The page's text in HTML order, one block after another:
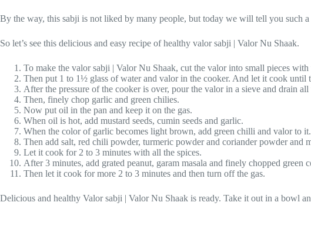
By the way, this sabji is not liked by many people, but today we will tell you such
So let’s see this delicious and easy recipe of healthy valor sabji | Valor Nu Shaak.
To make the valor sabji | Valor Nu Shaak, cut the valor into small pieces
Then put 1 to 1½ glass of water and valor in the cooker. And let it cook until
After the pressure of the cooker is over, pour the valor in a sieve and drain
Then, finely chop garlic and green chilies.
Now put oil in the pan and keep it on the gas.
When oil is hot, add mustard seeds, cumin seeds and garlic.
When the color of garlic becomes light brown, add green chilli and valor to it.
Then add salt, red chili powder, turmeric powder and coriander powder and
Let it cook for 2 to 3 minutes with all the spices.
After 3 minutes, add grated peanut, garam masala and finely chopped green
Then let it cook for more 2 to 3 minutes and then turn off the gas.
Delicious and healthy Valor sabji | Valor Nu Shaak is ready. Take it out in a bowl